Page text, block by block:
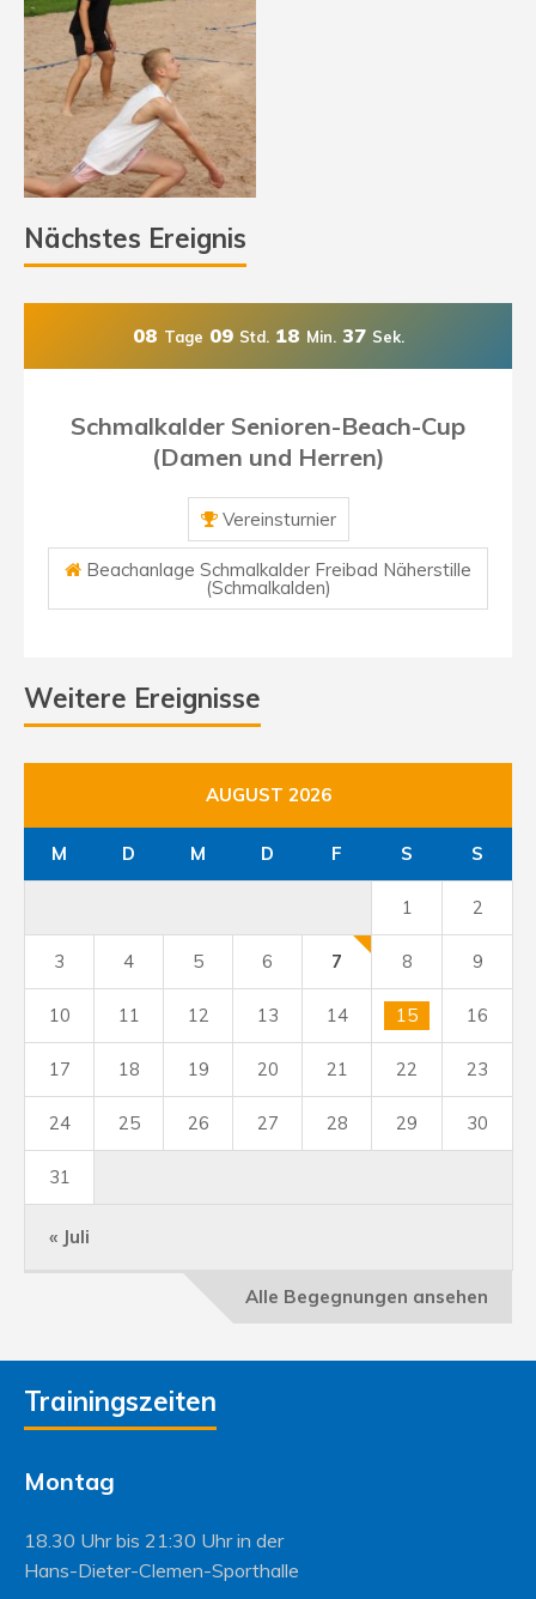
Nächstes Ereignis
08 Tage 09 Std. 18 Min. 36 Sek.
Schmalkalder Senioren-Beach-Cup
(Damen und Herren)
Vereinsturnier
Beachanlage Schmalkalder Freibad Näherstille
(Schmalkalden)
Weitere Ereignisse
AUGUST 2026
M D M D F S S
« Juli
1 2
3 4 5 6 7 8 9
10 11 12 13 14 15 16
17 18 19 20 21 22 23
24 25 26 27 28 29 30
31
Alle Begegnungen ansehen
Trainingszeiten
Montag
18.30 Uhr bis 21:30 Uhr in der
Hans-Dieter-Clemen-Sporthalle